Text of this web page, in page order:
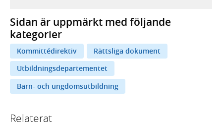
Sidan är uppmärkt med följande
kategorier
Kommittédirektiv
Rättsliga dokument
Utbildningsdepartementet
Barn- och ungdomsutbildning
Relaterat